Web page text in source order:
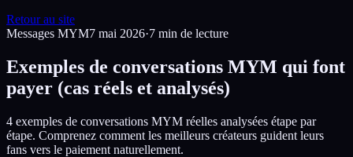
Retour au site
Messages MYM7 mai 2026·7 min de lecture
Exemples de conversations MYM qui font
payer (cas réels et analysés)
4 exemples de conversations MYM réelles analysées étape par
étape. Comprenez comment les meilleurs créateurs guident leurs
fans vers le paiement naturellement.